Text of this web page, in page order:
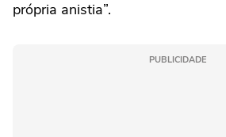
própria anistia”.
PUBLICIDADE